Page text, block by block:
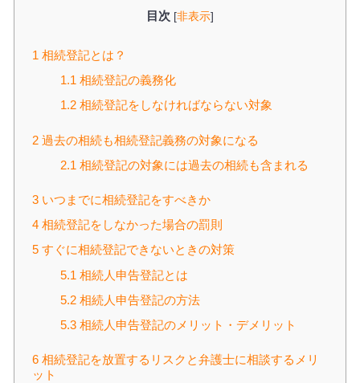
目次 [非表示]
1 相続登記とは？
1.1 相続登記の義務化
1.2相続登記をしなければならない対象
2過去の相続も相続登記義務の対象になる
2.1 相続登記の対象には過去の相続も含まれる
3いつまでに相続登記をすべきか
4相続登記をしなかった場合の罰則
5すぐに相続登記できないときの対策
5.1 相続人申告登記とは
5.2相続人申告登記の方法
5.3相続人申告登記のメリット・デメリット
6相続登記を放置するリスクと弁護士に相談するメリ
ット